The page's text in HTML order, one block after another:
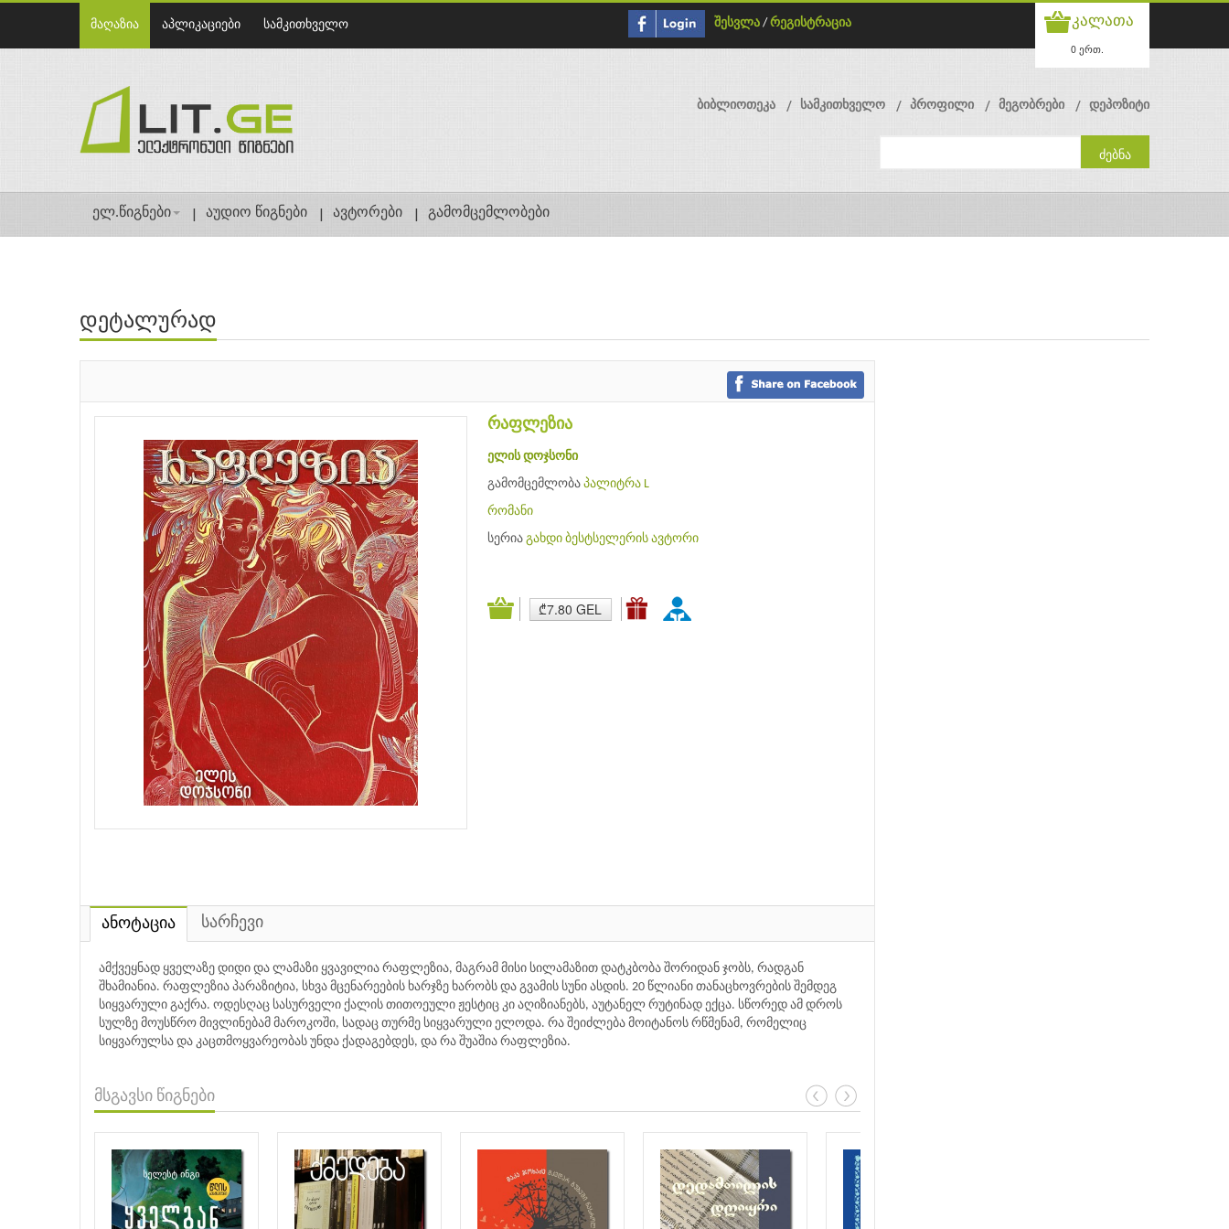
მაღაზია აპლიკაციები სამკითხველო შესვლა / რეგისტრაცია კალათა
0 ერთ.
ბიბლიოთეკა სამკითხველო პროფილი მეგობრები დეპოზიტი
ელ.წიგნები აუდიო წიგნები ავტორები გამომცემლობები
დეტალურად
რაფლეზია
ელის დოჯსონი
გამომცემლობა პალიტრა L
რომანი
სერია გახდი ბესტსელერის ავტორი
₾7.80 GEL
ანოტაცია სარჩევი
ამქვეყნად ყველაზე დიდი და ლამაზი ყვავილია რაფლეზია, მაგრამ მისი სილამაზით დატკბობა შორიდან ჯობს, რადგან
შხამიანია. რაფლეზია პარაზიტია, სხვა მცენარეების ხარჯზე ხარობს და გვამის სუნი ასდის. 20 წლიანი თანაცხოვრების შემდეგ
სიყვარული გაქრა. ოდესღაც სასურველი ქალის თითოეული ჟესტიც კი აღიზიანებს, აუტანელ რუტინად ექცა. სწორედ ამ დროს
სულზე მოუსწრო მივლინებამ მაროკოში, სადაც თურმე სიყვარული ელოდა. რა შეიძლება მოიტანოს რწმენამ, რომელიც
სიყვარულსა და კაცთმოყვარეობას უნდა ქადაგებდეს, და რა შუაშია რაფლეზია.
მსგავსი წიგნები